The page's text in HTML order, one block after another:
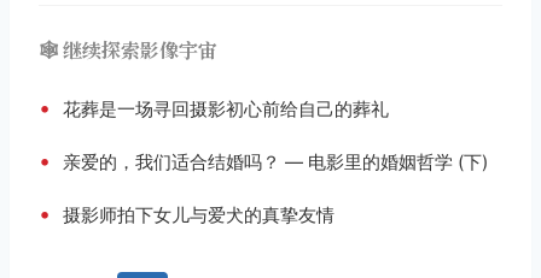
🕸️ 继续探索影像宇宙
• 花葬是一场寻回摄影初心前给自己的葬礼
• 亲爱的，我们适合结婚吗？ — 电影里的婚姻哲学 (下)
• 摄影师拍下女儿与爱犬的真挚友情